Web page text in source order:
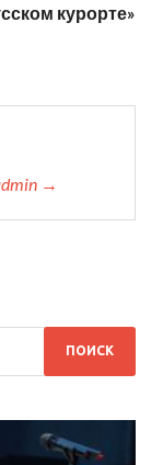
курорте»
→